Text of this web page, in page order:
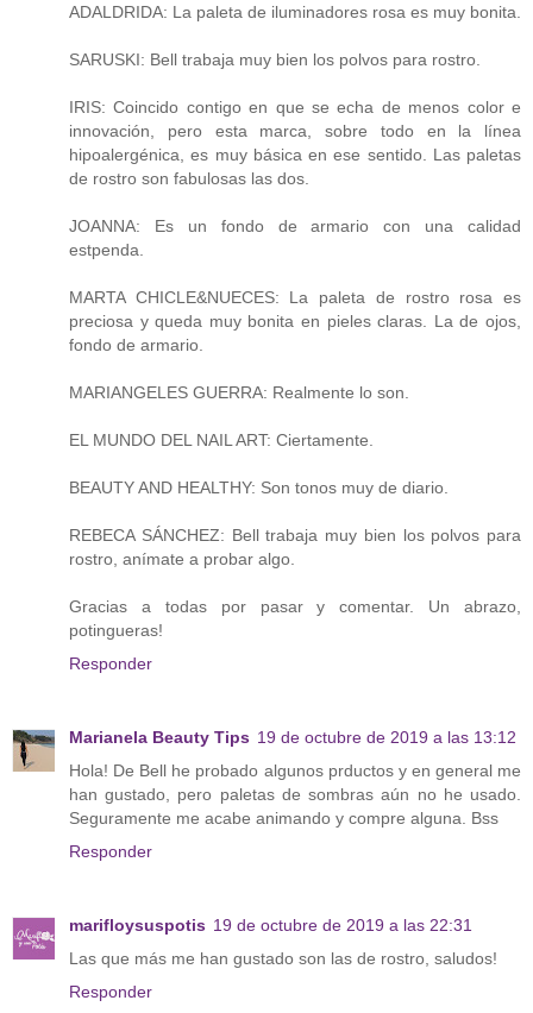
ADALDRIDA: La paleta de iluminadores rosa es muy bonita.
SARUSKI: Bell trabaja muy bien los polvos para rostro.
IRIS: Coincido contigo en que se echa de menos color e
innovación, pero esta marca, sobre todo en la línea
hipoalergénica, es muy básica en ese sentido. Las paletas
de rostro son fabulosas las dos.
JOANNA: Es un fondo de armario con una calidad
estpenda.
MARTA CHICLE&NUECES: La paleta de rostro rosa es
preciosa y queda muy bonita en pieles claras. La de ojos,
fondo de armario.
MARIANGELES GUERRA: Realmente lo son.
EL MUNDO DEL NAIL ART: Ciertamente.
BEAUTY AND HEALTHY: Son tonos muy de diario.
REBECA SÁNCHEZ: Bell trabaja muy bien los polvos para
rostro, anímate a probar algo.
Gracias a todas por pasar y comentar. Un abrazo,
potingueras!
Responder
Marianela Beauty Tips 19 de octubre de 2019 a las 13:12
Hola! De Bell he probado algunos prductos y en general me
han gustado, pero paletas de sombras aún no he usado.
Seguramente me acabe animando y compre alguna. Bss
Responder
marifloysuspotis 19 de octubre de 2019 a las 22:31
Las que más me han gustado son las de rostro, saludos!
Responder